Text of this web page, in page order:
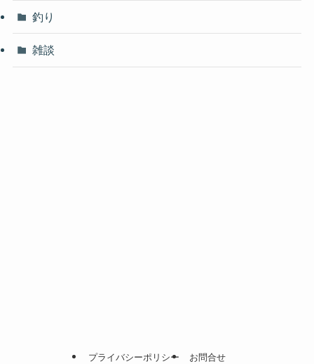
釣り
雑談
プライバシーポリシー お問合せ